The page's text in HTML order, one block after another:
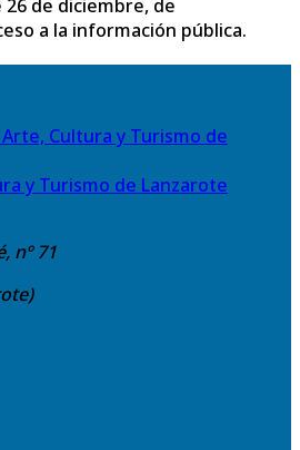
26 de diciembre, de
a la información pública.
y Turismo de Lanzarote
nº 71